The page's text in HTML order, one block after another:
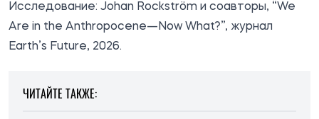
Исследование: Johan Rockström и соавторы, “We
Are in the Anthropocene—Now What?”, журнал
Earth’s Future, 2026.
ЧИТАЙТЕ ТАКЖЕ: